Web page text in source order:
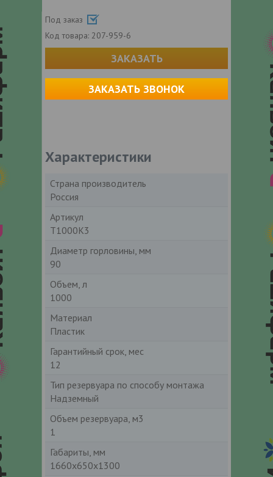
Под заказ
Код товара: 207-959-6
ЗАКАЗАТЬ
ЗАКАЗАТЬ ЗВОНОК
Характеристики
Страна производитель
Россия
Артикул
Т1000К3
Диаметр горловины, мм
90
Объем, л
1000
Материал
Пластик
Гарантийный срок, мес
12
Тип резервуара по способу монтажа
Надземный
Объем резервуара, м3
1
Габариты, мм
1660х650х1300